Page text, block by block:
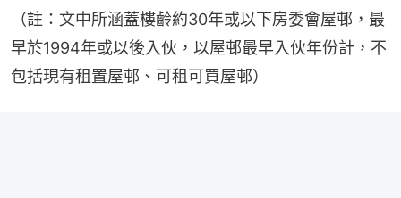
（註：文中所涵蓋樓齡約30年或以下房委會屋邨，最
早於1994年或以後入伙，以屋邨最早入伙年份計，不
包括現有租置屋邨、可租可買屋邨）